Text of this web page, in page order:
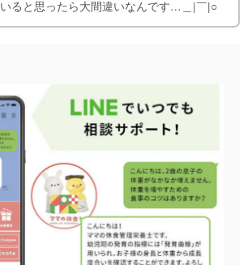
いると思ったら大間違いなんです…＿|￣|○